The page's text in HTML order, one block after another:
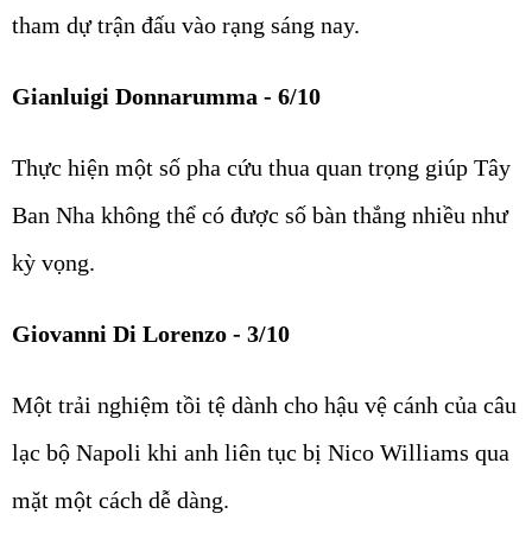
tham dự trận đấu vào rạng sáng nay.
Gianluigi Donnarumma - 6/10
Thực hiện một số pha cứu thua quan trọng giúp Tây
Ban Nha không thể có được số bàn thắng nhiều như
kỳ vọng.
Giovanni Di Lorenzo - 3/10
Một trải nghiệm tồi tệ dành cho hậu vệ cánh của câu
lạc bộ Napoli khi anh liên tục bị Nico Williams qua
mặt một cách dễ dàng.